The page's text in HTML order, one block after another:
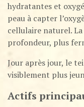
hydratantes et
peau à capter
cellulaire naturel.
profondeur, plus
Jour après jour, le
visiblement plus
Actifs